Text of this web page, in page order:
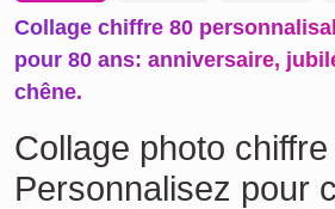
Collage chiffre 80
pour 80 ans: anniversaire,
chêne.
Collage photo
Personnalisez pour